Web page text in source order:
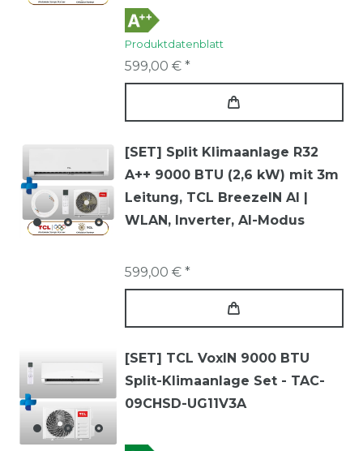
Produktdatenblatt
599,00 € *
[SET] Split Klimaanlage R32
A++ 9000 BTU (2,6 kW) mit 3m
Leitung, TCL BreezeIN AI |
WLAN, Inverter, AI-Modus
599,00 € *
[SET] TCL VoxIN 9000 BTU
Split-Klimaanlage Set - TAC-
09CHSD-UG11V3A